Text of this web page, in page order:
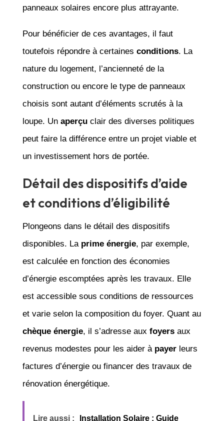
panneaux solaires encore plus attrayante.
Pour bénéficier de ces avantages, il faut
toutefois répondre à certaines conditions. La
nature du logement, l’ancienneté de la
construction ou encore le type de panneaux
choisis sont autant d’éléments scrutés à la
loupe. Un aperçuclair des diverses politiques
peut faire la différence entre un projet viable et
un investissement hors de portée.
Détail des dispositifs d’aide
et conditions d’éligibilité
Plongeons dans le détail des dispositifs
disponibles. La prime énergie, par exemple,
est calculée en fonction des économies
d’énergie escomptées après les travaux. Elle
est accessible sous conditions de ressources
et varie selon la composition du foyer. Quant au
chèque énergie, il s’adresse aux foyersaux
revenus modestes pour les aider à payerleurs
factures d’énergie ou financer des travaux de
rénovation énergétique.
Lire aussi : Installation Solaire : Guide